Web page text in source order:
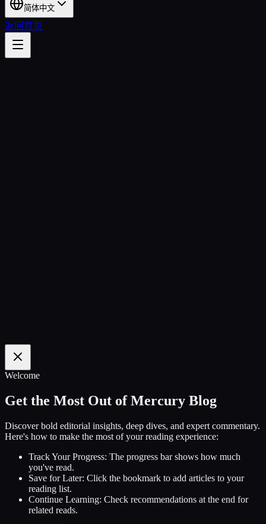
简体中文
返回首页
100 %
Welcome
Get the Most Out of Mercury Blog
Discover bold editorial insights, deep dives, and expert commentary.
Here's how to make the most of your reading experience:
Track Your Progress: The progress bar shows how much
you've read.
Save for Later: Click the bookmark to add articles to your
reading list.
Continue Learning: Check recommendations at the end for
related reads.